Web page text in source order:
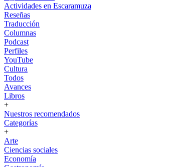
Actividades en Escaramuza
Reseñas
Traducción
Columnas
Podcast
Perfiles
YouTube
Cultura
Todos
Avances
Libros
+
Nuestros recomendados
Categorías
+
Arte
Ciencias sociales
Economía